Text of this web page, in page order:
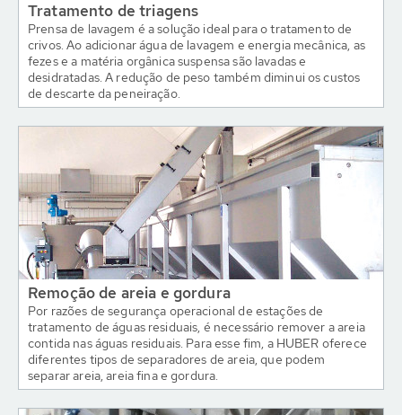
Tratamento de triagens
Prensa de lavagem é a solução ideal para o tratamento de
crivos. Ao adicionar água de lavagem e energia mecânica, as
fezes e a matéria orgânica suspensa são lavadas e
desidratadas. A redução de peso também diminui os custos
de descarte da peneiração.
Remoção de areia e gordura
Por razões de segurança operacional de estações de
tratamento de águas residuais, é necessário remover a areia
contida nas águas residuais. Para esse fim, a HUBER oferece
diferentes tipos de separadores de areia, que podem
separar areia, areia fina e gordura.